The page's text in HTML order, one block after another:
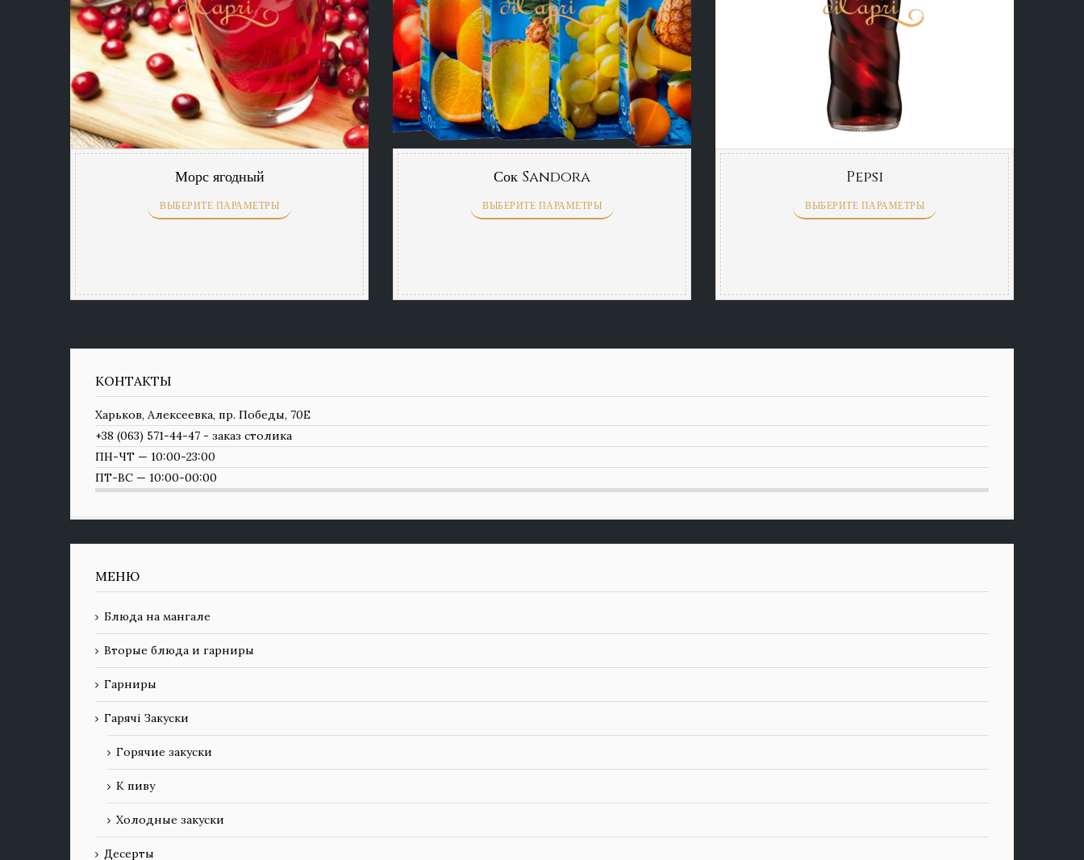
Морс ягодный
ВЫБЕРИТЕ ПАРАМЕТРЫ
Сок Sandora
ВЫБЕРИТЕ ПАРАМЕТРЫ
Pepsi
ВЫБЕРИТЕ ПАРАМЕТРЫ
КОНТАКТЫ
Харьков, Алексеевка, пр. Победы, 70Е
+38 (063) 571-44-47 - заказ столика
ПН-ЧТ — 10:00-23:00
ПТ-ВС — 10:00-00:00
МЕНЮ
Блюда на мангале
Вторые блюда и гарниры
Гарниры
Гарячі Закуски
Горячие закуски
К пиву
Холодные закуски
Десерты